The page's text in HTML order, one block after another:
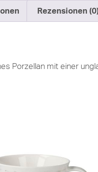
Rezensionen
Porzellan mit einer